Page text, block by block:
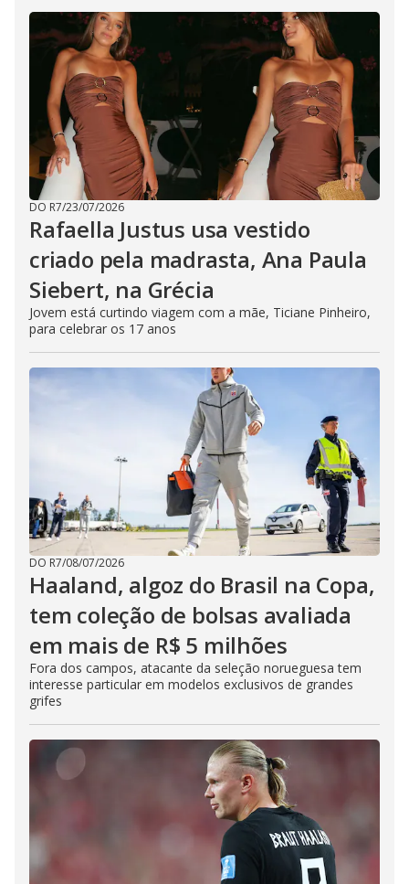
DO R7/23/07/2026
Rafaella Justus usa vestido
criado pela madrasta, Ana Paula
Siebert, na Grécia
Jovem está curtindo viagem com a mãe, Ticiane Pinheiro,
para celebrar os 17 anos
DO R7/08/07/2026
Haaland, algoz do Brasil na Copa,
tem coleção de bolsas avaliada
em mais de R$ 5 milhões
Fora dos campos, atacante da seleção norueguesa tem
interesse particular em modelos exclusivos de grandes
grifes